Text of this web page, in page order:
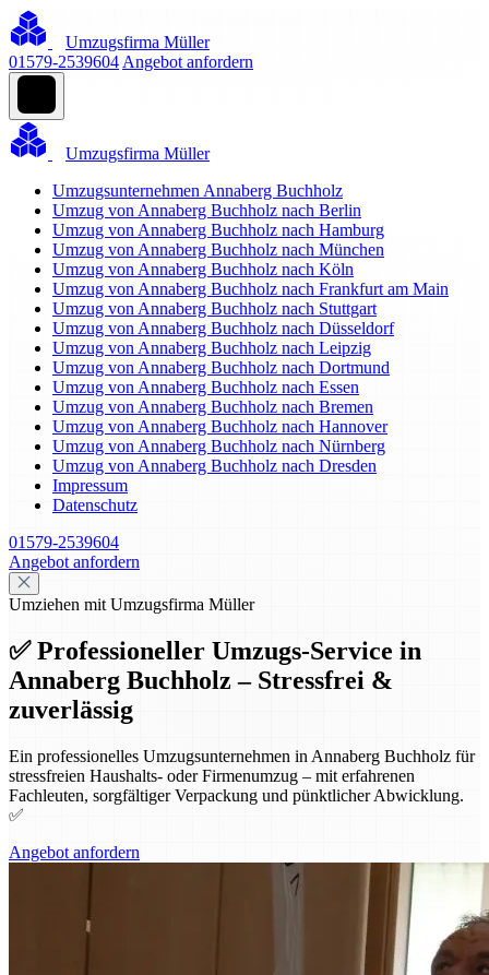
Umzugsfirma Müller
01579-2539604 Angebot anfordern
Umzugsfirma Müller
Umzugsunternehmen Annaberg Buchholz
Umzug von Annaberg Buchholz nach Berlin
Umzug von Annaberg Buchholz nach Hamburg
Umzug von Annaberg Buchholz nach München
Umzug von Annaberg Buchholz nach Köln
Umzug von Annaberg Buchholz nach Frankfurt am Main
Umzug von Annaberg Buchholz nach Stuttgart
Umzug von Annaberg Buchholz nach Düsseldorf
Umzug von Annaberg Buchholz nach Leipzig
Umzug von Annaberg Buchholz nach Dortmund
Umzug von Annaberg Buchholz nach Essen
Umzug von Annaberg Buchholz nach Bremen
Umzug von Annaberg Buchholz nach Hannover
Umzug von Annaberg Buchholz nach Nürnberg
Umzug von Annaberg Buchholz nach Dresden
Impressum
Datenschutz
01579-2539604
Angebot anfordern
Umziehen mit Umzugsfirma Müller
✅ Professioneller Umzugs-Service in
Annaberg Buchholz – Stressfrei &
zuverlässig
Ein professionelles Umzugsunternehmen in Annaberg Buchholz für
stressfreien Haushalts- oder Firmenumzug – mit erfahrenen
Fachleuten, sorgfältiger Verpackung und pünktlicher Abwicklung.
✅
Angebot anfordern